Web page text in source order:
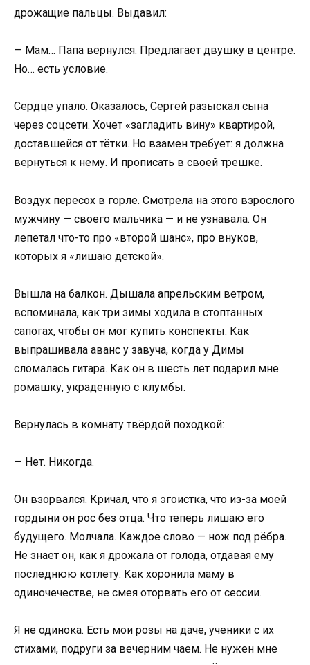
дрожащие пальцы. Выдавил:
— Мам… Папа вернулся. Предлагает двушку в центре.
Но… есть условие.
Сердце упало. Оказалось, Сергей разыскал сына
через соцсети. Хочет «загладить вину» квартирой,
доставшейся от тётки. Но взамен требует: я должна
вернуться к нему. И прописать в своей трешке.
Воздух пересох в горле. Смотрела на этого взрослого
мужчину — своего мальчика — и не узнавала. Он
лепетал что-то про «второй шанс», про внуков,
которых я «лишаю детской».
Вышла на балкон. Дышала апрельским ветром,
вспоминала, как три зимы ходила в стоптанных
сапогах, чтобы он мог купить конспекты. Как
выпрашивала аванс у завуча, когда у Димы
сломалась гитара. Как он в шесть лет подарил мне
ромашку, украденную с клумбы.
Вернулась в комнату твёрдой походкой:
— Нет. Никогда.
Он взорвался. Кричал, что я эгоистка, что из-за моей
гордыни он рос без отца. Что теперь лишаю его
будущего. Молчала. Каждое слово — нож под рёбра.
Не знает он, как я дрожала от голода, отдавая ему
последнюю котлету. Как хоронила маму в
одиночечестве, не смея оторвать его от сессии.
Я не одинока. Есть мои розы на даче, ученики с их
стихами, подруги за вечерним чаем. Не нужен мне